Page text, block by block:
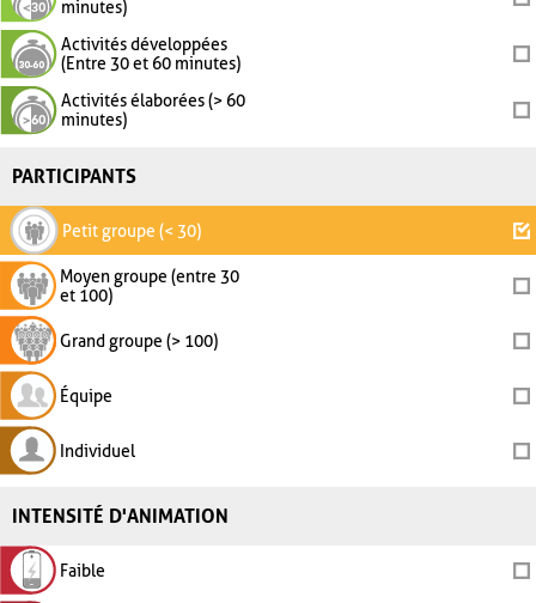
minutes)
Activités développées
(Entre 30 et 60 minutes)
Activités élaborées (> 60
minutes)
PARTICIPANTS
Petit groupe (< 30)
Moyen groupe (entre 30
et 100)
Grand groupe (> 100)
Équipe
Individuel
INTENSITÉ D'ANIMATION
Faible